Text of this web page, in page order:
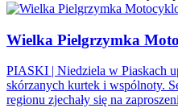
Wielka Pielgrzymka
PIASKI | Niedziela w Piaskach
skórzanych kurtek i wspólnoty.
regionu zjechały się na